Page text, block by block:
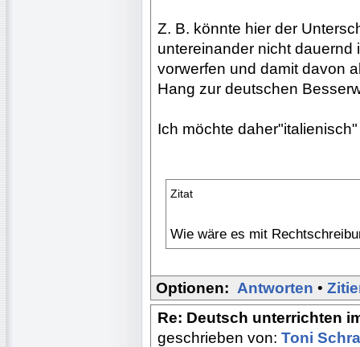
Z. B. könnte hier der
untereinander nicht
vorwerfen und damit davon
Hang zur deutschen
Ich möchte
Zitat
Wie wäre es mit
Optionen: Antworten •
Re: Deutsch unterrichten
geschrieben von: Toni